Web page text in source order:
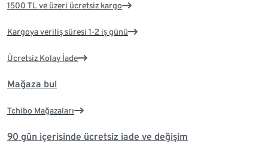
1500 TL ve üzeri ücretsiz kargo
Kargoya veriliş süresi 1-2 iş günü
Ücretsiz Kolay İade
Mağaza bul
Tchibo Mağazaları
90 gün içerisinde ücretsiz iade ve değişim